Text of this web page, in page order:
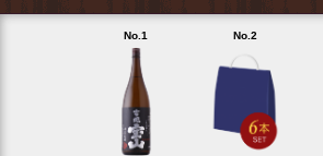
No.1 No.2